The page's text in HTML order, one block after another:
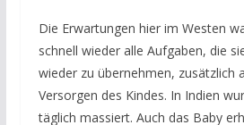
Die Erwartungen hier im Westen
schnell wieder alle Aufgaben, die
wieder zu übernehmen, zusätzlich
Versorgen des Kindes. In Indien
täglich massiert. Auch das Baby